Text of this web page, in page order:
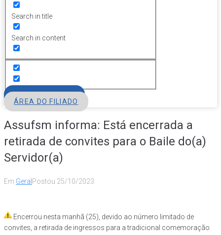
Search in title
Search in content
ÁREA DO FILIADO
Assufsm informa: Está encerrada a
retirada de convites para o Baile do(a)
Servidor(a)
Em Geral Postou 25/10/2023
Encerrou nesta manhã (25), devido ao número limitado de
convites, a retirada de ingressos para a tradicional comemoração